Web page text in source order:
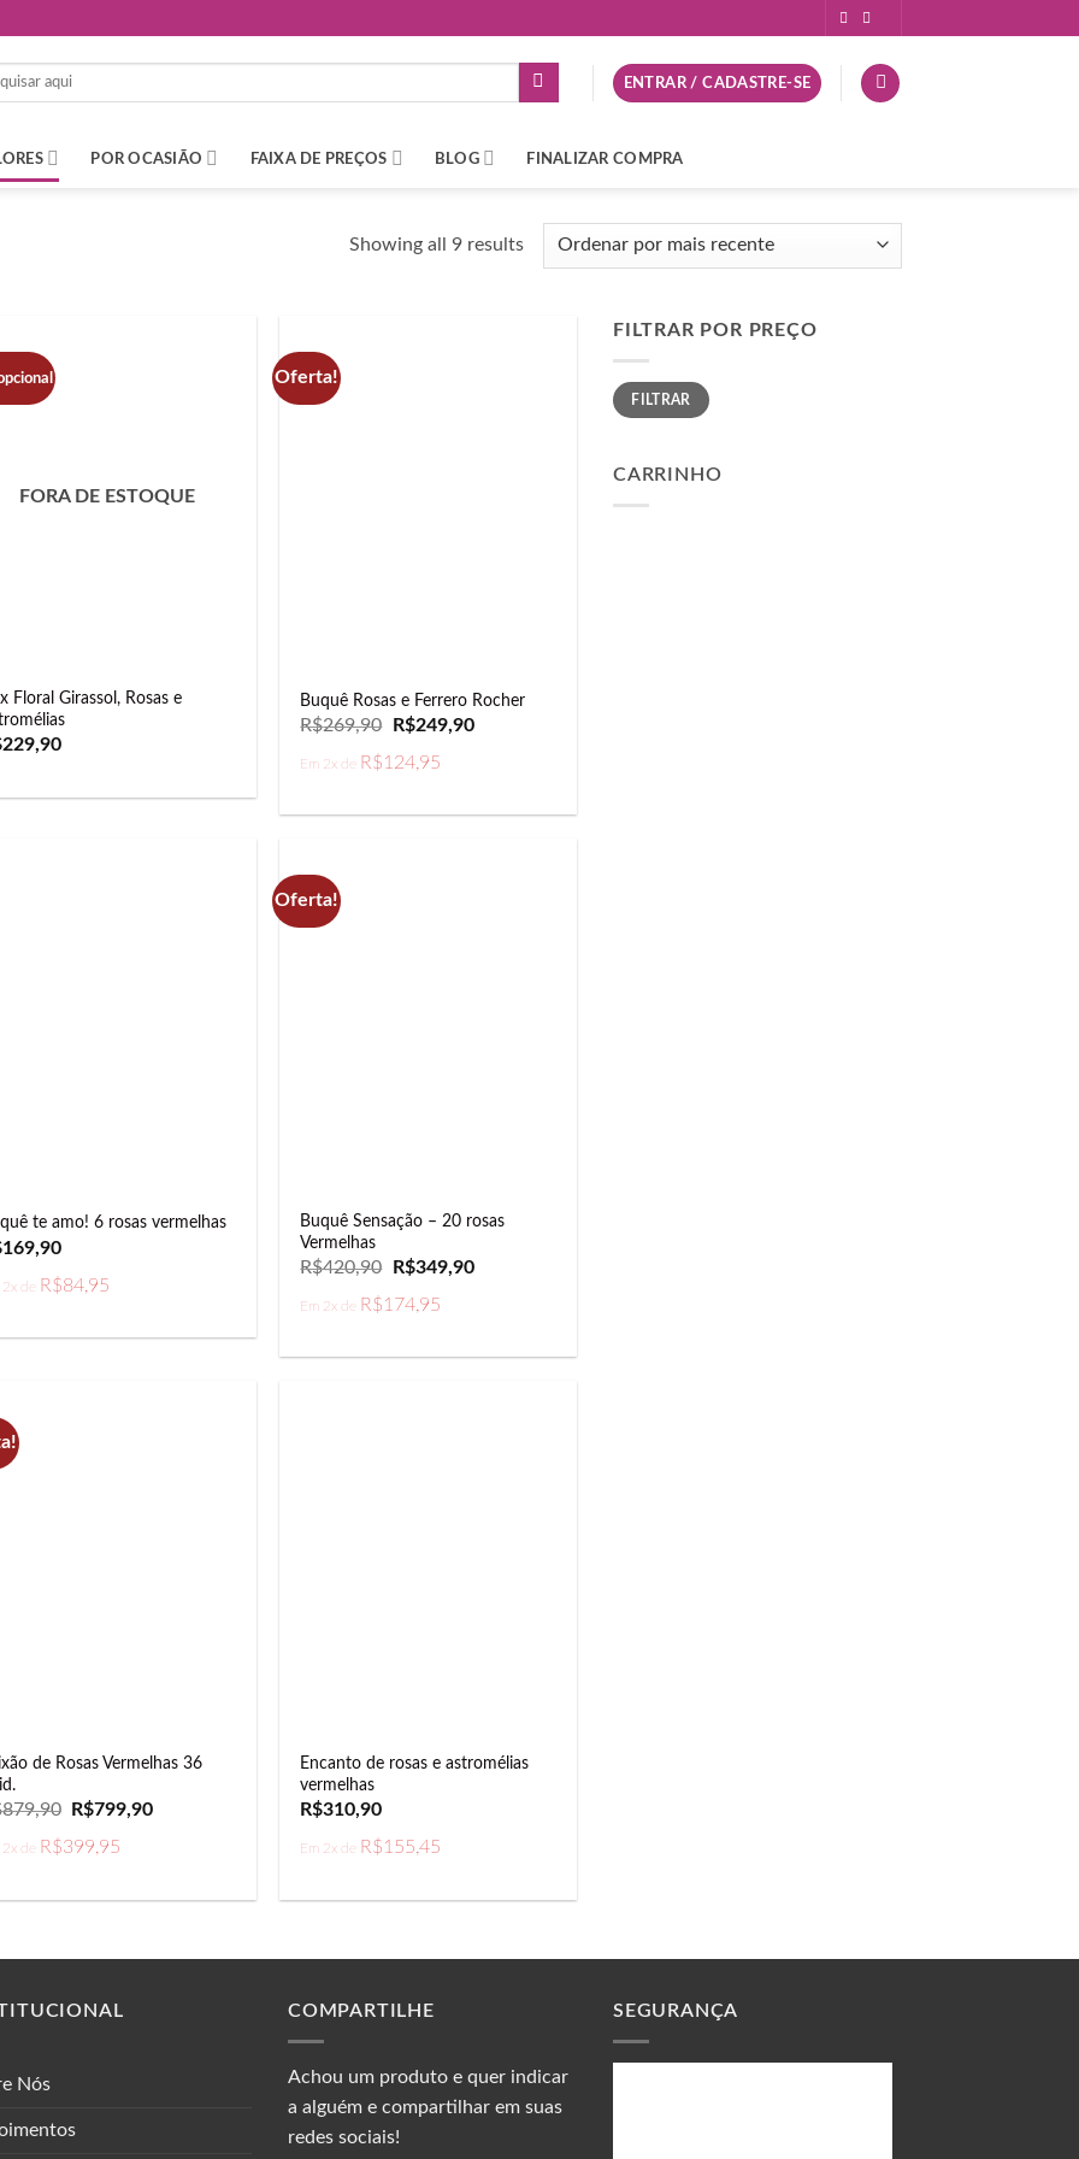
ENTRAR / CADASTRE-SE
POR OCASIÃO FAIXA DE PREÇOS BLOG FINALIZAR COMPRA
Showing all 9 results
FORA DE ESTOQUE
Floral Girassol, Rosas e
229,90
Oferta!
Buquê Rosas e Ferrero Rocher
R$269,90
O
preço
original
era:
R$249,90O
Em 2x de R$124,95
te amo! 6 rosas vermelhas
169,90
2x de R$84,95
Oferta!
Buquê Sensação – 20 rosas
Vermelhas
R$420,90
O
preço
original
era:
R$349,90O
Em 2x de R$174,95
de Rosas Vermelhas 36
879,90
O
preço
original
era:
R$799,90O
2x de R$399,95
Encanto de rosas e astromélias
vermelhas
R$310,90
Em 2x de R$155,45
FILTRAR POR PREÇO
Preço
mínimo
Preço
máximo
FILTRAR
CARRINHO
Nós
COMPARTILHE
Achou um produto e quer indicar
a alguém e compartilhar em suas
redes sociais!
SEGURANÇA